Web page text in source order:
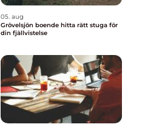
05. aug
Grövelsjön boende hitta rätt stuga för
din fjällvistelse